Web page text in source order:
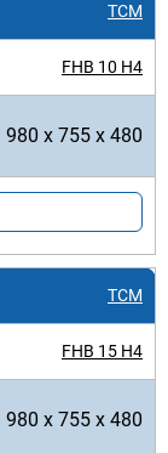
TCM
FHB 10 H4
980 x 755 x 480
TCM
FHB 15 H4
980 x 755 x 480